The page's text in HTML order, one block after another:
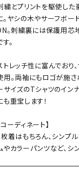
繍とプリントを駆使し
。ヤシの木やサーフボー
。刺繍裏には保護用芯
す。
トレッチ性に富んでおり
用。両袖にもロゴが施
サイズのTシャツのイン
も重宝します！
コーディネート】
着はもちろん、シンプ
やカラーパンツなど、